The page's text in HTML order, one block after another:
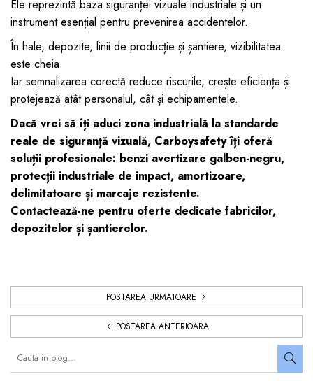
Ele reprezintă baza siguranței vizuale industriale și un
instrument esențial pentru prevenirea accidentelor.
În hale, depozite, linii de producție și șantiere, vizibilitatea
este cheia.
Iar semnalizarea corectă reduce riscurile, crește eficiența și
protejează atât personalul, cât și echipamentele.
Dacă vrei să îți aduci zona industrială la standarde
reale de siguranță vizuală, Carboysafety îți oferă
soluții profesionale: benzi avertizare galben-negru,
protecții industriale de impact, amortizoare,
delimitatoare și marcaje rezistente.
Contactează-ne pentru oferte dedicate fabricilor,
depozitelor și șantierelor.
POSTAREA URMATOARE
POSTAREA ANTERIOARA